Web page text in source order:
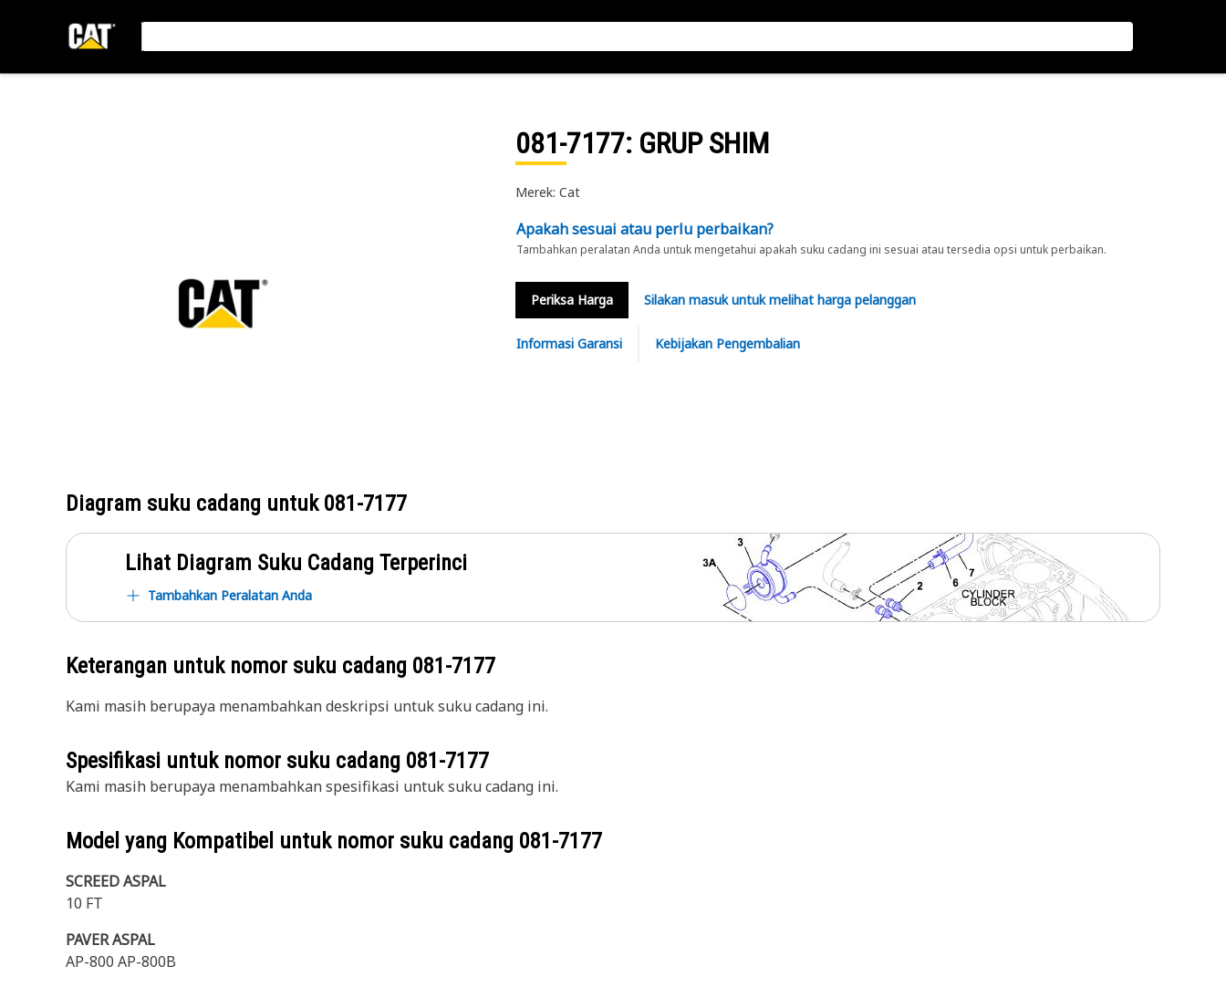
081-7177: GRUP SHIM
Merek: Cat
Apakah sesuai atau perlu perbaikan?
Tambahkan peralatan Anda untuk mengetahui apakah suku cadang ini sesuai atau tersedia opsi untuk perbaikan.
Periksa Harga Silakan masuk untuk melihat harga pelanggan
Informasi Garansi Kebijakan Pengembalian
Diagram suku cadang untuk081-7177
Lihat Diagram Suku Cadang Terperinci
Tambahkan Peralatan Anda
Keterangan untuk nomor suku cadang 081-7177
Kami masih berupaya menambahkan deskripsi untuk suku cadang ini.
Spesifikasi untuk nomor suku cadang 081-7177
Kami masih berupaya menambahkan spesifikasi untuk suku cadang ini.
Model yang Kompatibel untuk nomor suku cadang 081-7177
SCREED ASPAL
10 FT
PAVER ASPAL
AP-800 AP-800B